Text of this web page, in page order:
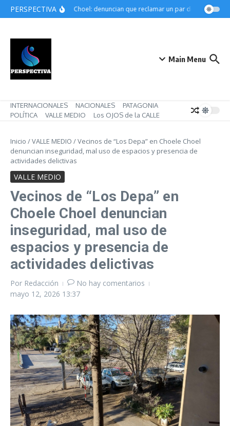
Saltar al contenido
PERSPECTIVAChoele Choel: denuncian que reclamar un par de botines
Main Menu
INTERNACIONALES NACIONALES
PATAGONIA
POLÍTICA
VALLE MEDIO Los OJOS de la CALLE
Inicio /VALLE MEDIO /Vecinos de “Los Depa” en Choele Choel
denuncian inseguridad, mal uso de espacios y presencia de
actividades delictivas
VALLE MEDIO
Vecinos de “Los Depa” en
Choele Choel denuncian
inseguridad, mal uso de
espacios y presencia de
actividades delictivas
Por Redacción
No hay comentarios
mayo 12, 2026 13:37